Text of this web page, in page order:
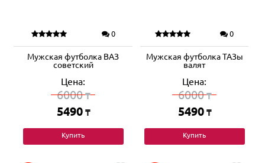
0
Мужская футболка ВАЗ
советский
Цена:
6000₸
5490 ₸
Купить
0
Мужская футболка ТАЗы
валят
Цена:
6000₸
5490 ₸
Купить